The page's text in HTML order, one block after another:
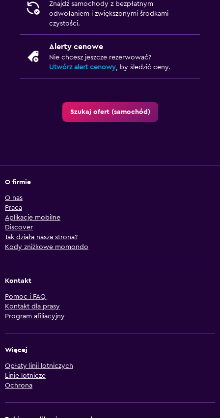
Znajdź samochody z bezpłatnym
odwołaniem i zwiększonymi środkami
czystości.
Alerty cenowe
Nie chcesz jeszcze rezerwować?
Utwórz alert cenowy, by śledzić ceny.
Szukaj ofert (samochód)
O firmie
O nas
Praca
Aplikacje mobilne
Discover
Jak działa nasza strona?
Kody zniżkowe momondo
Kontakt
Pomoc i FAQ
Kontakt dla prasy
Program afiliacyjny
Więcej
Opłaty linii lotniczych
Linie lotnicze
Ochrona